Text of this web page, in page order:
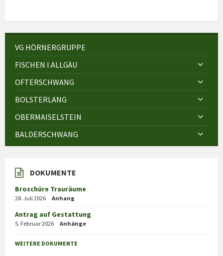
VG HÖRNERGRUPPE
FISCHEN I.ALLGÄU
OFTERSCHWANG
BOLSTERLANG
OBERMAISELSTEIN
BALDERSCHWANG
DOKUMENTE
Broschüre Trauräume
28. Juli 2026 Anhang
Antrag auf Gestattung
5. Februar 2026 Anhänge
WEITERE DOKUMENTE